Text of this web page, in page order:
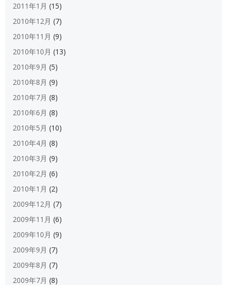
2011年1月 (15)
2010年12月 (7)
2010年11月 (9)
2010年10月 (13)
2010年9月 (5)
2010年8月 (9)
2010年7月 (8)
2010年6月 (8)
2010年5月 (10)
2010年4月 (8)
2010年3月 (9)
2010年2月 (6)
2010年1月 (2)
2009年12月 (7)
2009年11月 (6)
2009年10月 (9)
2009年9月 (7)
2009年8月 (7)
2009年7月 (8)